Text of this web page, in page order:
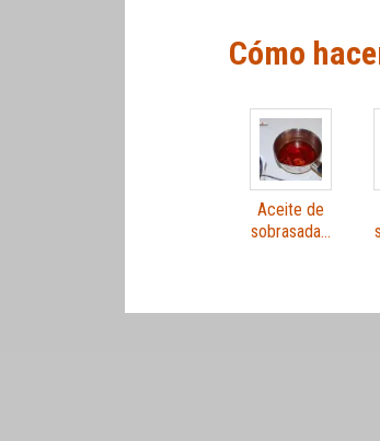
Cómo
Aceite de
sobrasada…